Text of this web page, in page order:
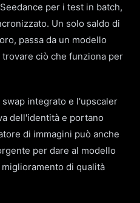
per i test in batch,
Un solo saldo di
passa da un modello
ciò che funziona per
integrato e l'upscaler
dell'identità e portano
di immagini può anche
per dare al modello
di qualità